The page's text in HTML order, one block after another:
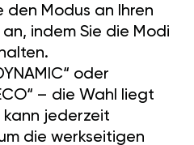
den Modus an Ihren
indem Sie die Modi
oder
– die Wahl liegt
kann jederzeit
die werkseitigen